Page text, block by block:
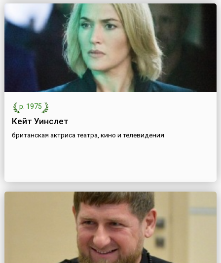
р. 1975
Кейт Уинслет
британская актриса театра, кино и телевидения